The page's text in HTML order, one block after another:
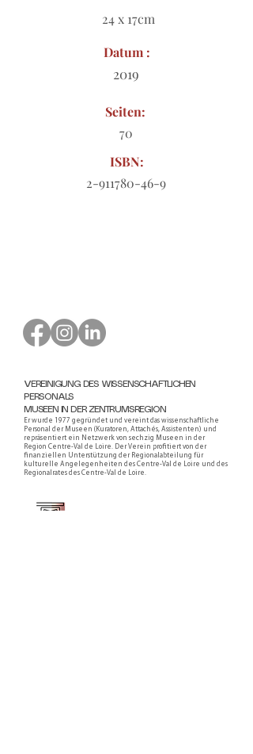
24 x 17cm
Datum :
2019
Seiten:
70
ISBN:
2-911780-46-9
VEREINIGUNG DES WISSENSCHAFTLICHEN
PERSONALS
MUSEEN IN DER ZENTRUMSREGION
Er wurde 1977 gegründet und vereint das wissenschaftliche
Personal der Museen (Kuratoren, Attachés, Assistenten) und
repräsentiert ein Netzwerk von sechzig Museen in der
Region Centre-Val de Loire. Der Verein profitiert von der
finanziellen Unterstützung der Regionalabteilung für
kulturelle Angelegenheiten des Centre-Val de Loire und des
Regionalrates des Centre-Val de Loire.